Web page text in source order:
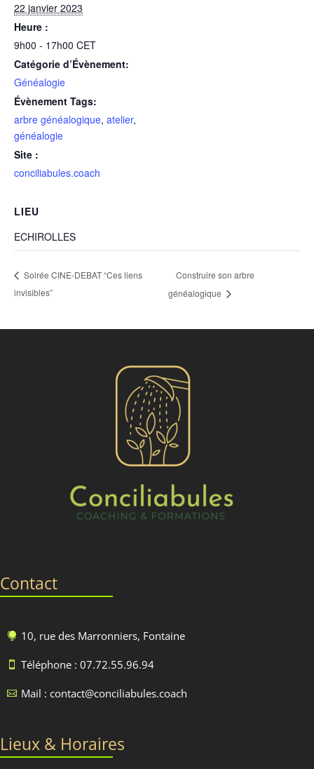
22 janvier 2023
Heure :
9h00 - 17h00 CET
Catégorie d’Évènement:
Généalogie
Évènement Tags:
arbre généalogique, atelier,
généalogie
Site :
conciliabules.coach
LIEU
ECHIROLLES
Soirée CINE-DEBAT “Ces liens
invisibles”
Construire son arbre
généalogique
Contact
 10, rue des Marronniers, Fontaine
 Téléphone : 07.72.55.96.94
 Mail : contact@conciliabules.coach
Lieux & Horaires